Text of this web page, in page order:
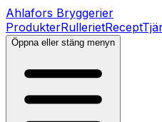
Ahlafors Bryggerier
ProdukterRullerietRecept
Öppna eller stäng menyn